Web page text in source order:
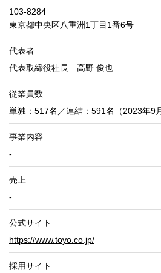
103-8284
東京都中央区八重洲1丁目1番6号
代表者
代表取締役社長 高野 俊也
従業員数
単独：517名／連結：591名（2023年9
事業内容
-
売上
-
公式サイト
https://www.toyo.co.jp/
採用サイト